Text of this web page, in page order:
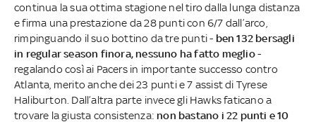
continua la sua ottima stagione nel tiro dalla lunga distanza
e firma una prestazione da 28 punti con 6/7 dall’arco,
rimpinguando il suo bottino da tre punti - ben 132 bersagli
in regular season finora, nessuno ha fatto meglio-
regalando così ai Pacers in importante successo contro
Atlanta, merito anche dei 23 punti e 7 assist di Tyrese
Haliburton. Dall’altra parte invece gli Hawks faticano a
trovare la giusta consistenza: non bastano i 22 punti e 10